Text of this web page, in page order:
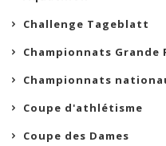
Challenge Tageblatt
Championnats Grande
Championnats
Coupe d'athlétisme
Coupe des Dames